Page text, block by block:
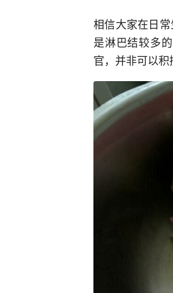
相信大家在日
是淋巴结较多
官，并非可以积